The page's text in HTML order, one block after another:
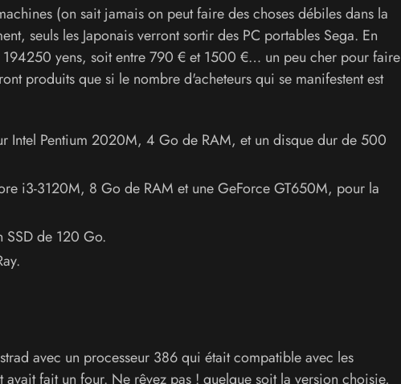
(on sait jamais on peut faire des choses débiles dans la
seuls les Japonais verront sortir des PC portables Sega. En
194250 yens, soit entre 790 € et 1500 €… un peu cher pour faire
produits que si le nombre d'acheteurs qui se manifestent est
Intel Pentium 2020M, 4 Go de RAM, et un disque dur de 500
i3-3120M, 8 Go de RAM et une GeForce GT650M, pour la
SSD de 120 Go.
avec un processeur 386 qui était compatible avec les
fait un four. Ne rêvez pas ! quelque soit la version choisie,